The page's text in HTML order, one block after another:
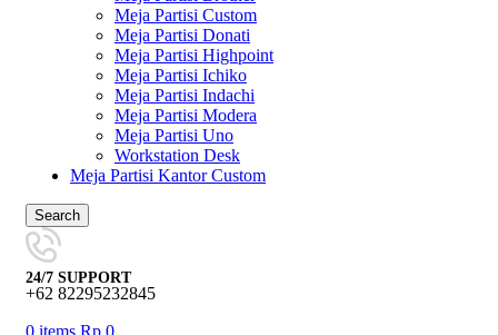
Meja Partisi Custom
Meja Partisi Donati
Meja Partisi Highpoint
Meja Partisi Ichiko
Meja Partisi Indachi
Meja Partisi Modera
Meja Partisi Uno
Workstation Desk
Meja Partisi Kantor Custom
Search
24/7 SUPPORT
+62 82295232845
0 items Rp 0